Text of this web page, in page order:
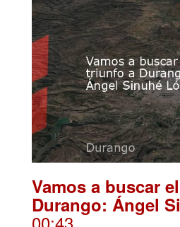
Vamos a buscar
Durango: Ángel